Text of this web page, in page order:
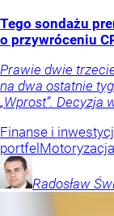
Tego sondażu
o przywróceniu
Prawie dwie
na dwa ostatnie
„Wprost”. Decyzja
Finanse i
portfel Motoryzacja
Radosław